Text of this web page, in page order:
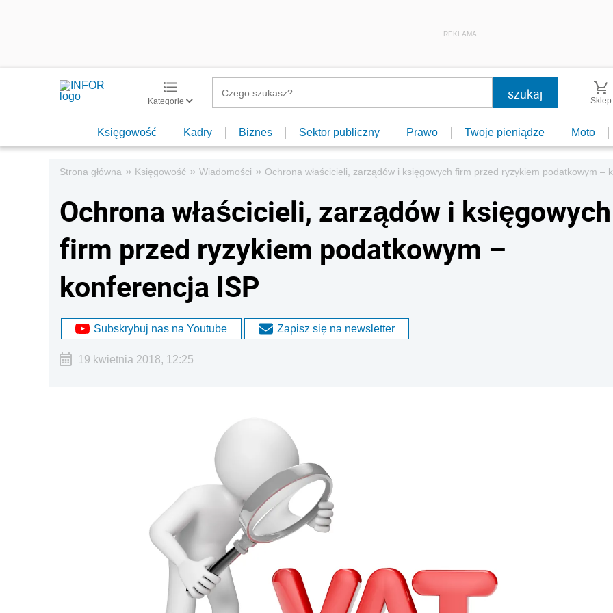
REKLAMA
Kategorie Sklep
Księgowość Kadry Biznes Sektor publiczny Prawo Twoje pieniądze Moto
Strona główna » Księgowość » Wiadomości » Ochrona właścicieli, zarządów i księgowych firm przed ryzykiem podatkowym –
Ochrona właścicieli, zarządów i księgowych
firm przed ryzykiem podatkowym –
konferencja ISP
Subskrybuj nas na Youtube Zapisz się na newsletter
19 kwietnia 2018, 12:25